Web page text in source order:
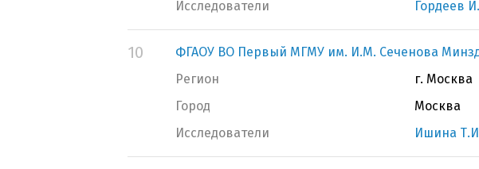
Исследователи
Гордеев
10
ФГАОУ ВО Первый МГМУ им. И.М. Сеченова
Регион
г. Москва
Город
Москва
Исследователи
Ишина Т.И